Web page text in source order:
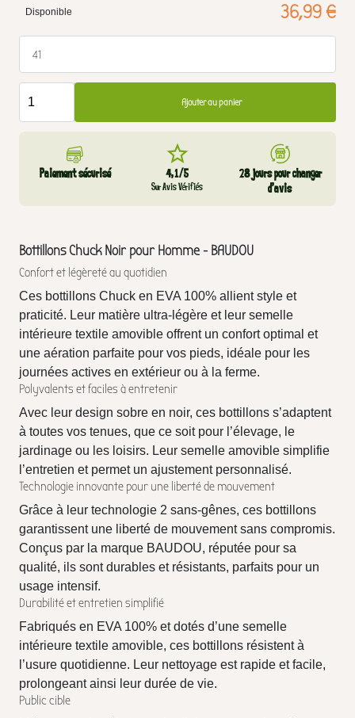
Disponible 36,99 €
41
Ajouter au panier
Paiement sécurisé 4,1/5
Sur Avis Vérifiés
28 jours pour changer
d’avis
Bottillons Chuck Noir pour Homme - BAUDOU
Confort et légèreté au quotidien
Ces bottillons Chuck en EVA 100% allient style et
praticité. Leur matière ultra-légère et leur semelle
intérieure textile amovible offrent un confort optimal et
une aération parfaite pour vos pieds, idéale pour les
journées actives en extérieur ou à la ferme.
Polyvalents et faciles à entretenir
Avec leur design sobre en noir, ces bottillons s’adaptent
à toutes vos tenues, que ce soit pour l’élevage, le
jardinage ou les loisirs. Leur semelle amovible simplifie
l’entretien et permet un ajustement personnalisé.
Technologie innovante pour une liberté de mouvement
Grâce à leur technologie 2 sans-gênes, ces bottillons
garantissent une liberté de mouvement sans compromis.
Conçus par la marque BAUDOU, réputée pour sa
qualité, ils sont durables et résistants, parfaits pour un
usage intensif.
Durabilité et entretien simplifié
Fabriqués en EVA 100% et dotés d’une semelle
intérieure textile amovible, ces bottillons résistent à
l’usure quotidienne. Leur nettoyage est rapide et facile,
prolongeant ainsi leur durée de vie.
Public cible